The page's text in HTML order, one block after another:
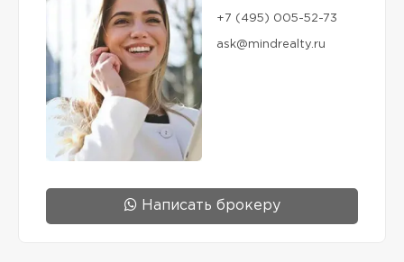
+7 (495) 005-52-73
ask@mindrealty.ru
Написать брокеру